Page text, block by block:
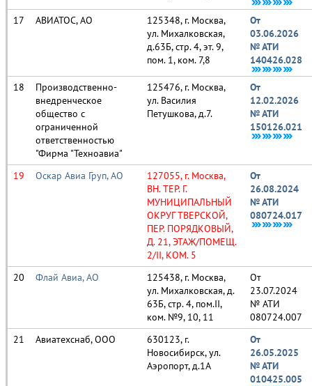
АВИАТОС, АО
125348, г. Москва,
ул. Михалковская,
д.63Б, стр. 4, эт. 9,
пом. 1, ком. 7,8
От
03.06.2026
№ АТИ
140426.028
Производственно-
внедренческое
общество с
ограниченной
ответственностью
"Фирма "Техноавиа"
125476, г. Москва,
ул. Василия
Петушкова, д.7.
От
12.02.2026
№ АТИ
150126.021
Оскар Авиа Груп, АО
127055, г. Москва,
ВН. ТЕР. Г.
МУНИЦИПАЛЬНЫЙ
ОКРУГ ТВЕРСКОЙ,
ПЕР. ПОРЯДКОВЫЙ,
Д. 21, ЭТАЖ/ПОМЕЩ.
2/II, КОМ. 5
От
26.08.2024
№ АТИ
080724.017
Флай Авиа, АО
125438, г. Москва,
ул. Михалковская, д.
63Б, стр. 4, пом.II,
ком. №9, 10, 11
От
23.07.2024
№ АТИ
080724.007
Авиатехснаб, ООО
630123, г.
Новосибирск, ул.
Аэропорт, д.1А
От
26.05.2025
№ АТИ
010425.005